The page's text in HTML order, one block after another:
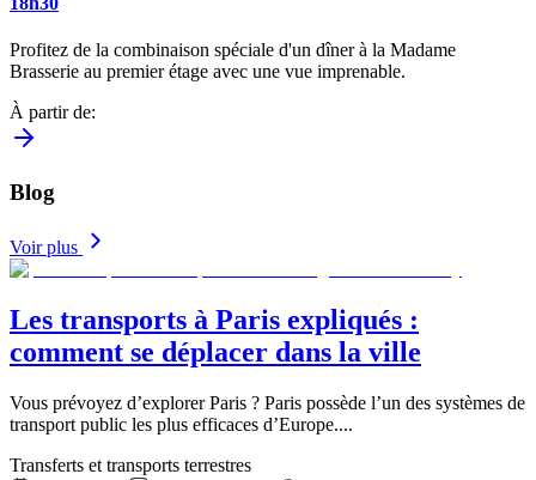
Profitez de la combinaison spéciale d'un dîner à la Madame
Brasserie au premier étage avec une vue imprenable.
À partir de:
Blog
Voir plus
Les transports à Paris expliqués :
comment se déplacer dans la ville
Vous prévoyez d’explorer Paris ? Paris possède l’un des systèmes de
transport public les plus efficaces d’Europe....
Transferts et transports terrestres